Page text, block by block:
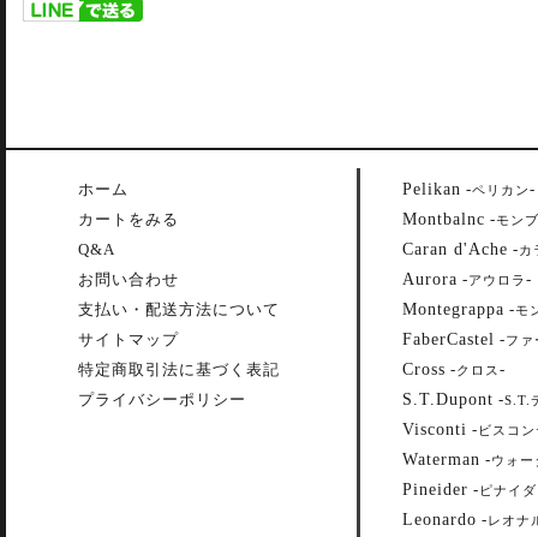
ホーム
カートをみる
Q&A
お問い合わせ
支払い・配送方法について
サイトマップ
特定商取引法に基づく表記
プライバシーポリシー
Pelikan -ペリカン-
Montbalnc -モン
Caran d'Ache -カ
Aurora -アウロラ -
Montegrappa -モ
FaberCastel -ファ
Cross -クロス-
S.T.Dupont -S.T.
Visconti - ビスコ
Waterman -ウォー
Pineider - ピナイ
Leonardo -レオナ